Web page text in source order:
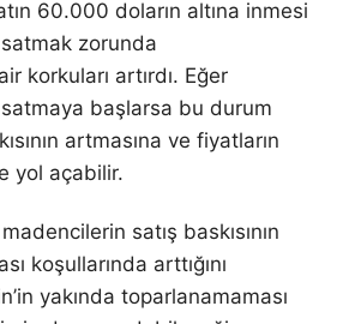
60.000 doların altına inmesi
zorunda
korkuları artırdı. Eğer
başlarsa bu durum
artmasına ve fiyatların
yol açabilir.
satış baskısının
koşullarında arttığını
yakında toparlanamaması